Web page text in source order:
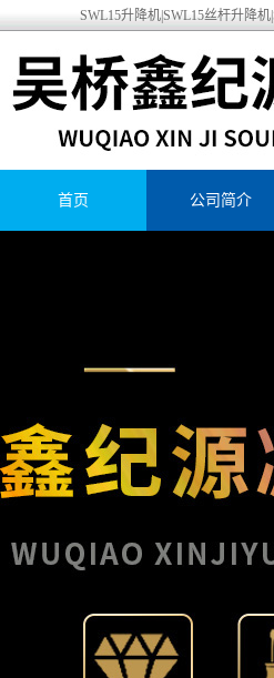
SWL15升降机|SWL15丝杆升降
首页 公司简介